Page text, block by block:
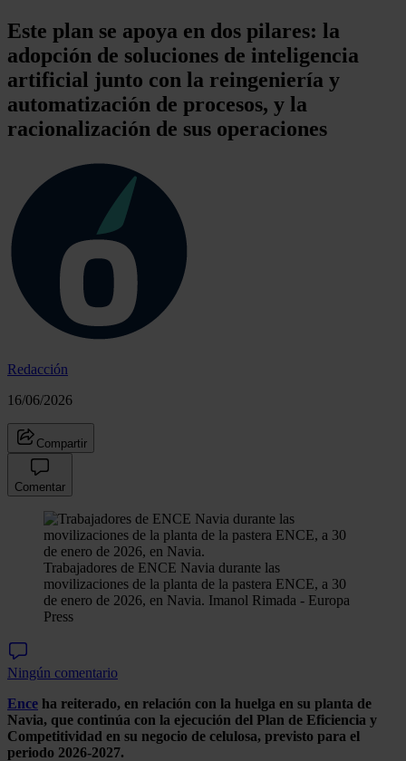
Este plan se apoya en dos pilares: la
adopción de soluciones de inteligencia
artificial junto con la reingeniería y
automatización de procesos, y la
racionalización de sus operaciones
Redacción
16/06/2026
Compartir
Comentar
Trabajadores de ENCE Navia durante las
movilizaciones de la planta de la pastera ENCE, a 30
de enero de 2026, en Navia. Imanol Rimada - Europa
Press
Ningún comentario
Ence ha reiterado, en relación con la huelga en su planta de
Navia, que continúa con la ejecución del Plan de Eficiencia y
Competitividad en su negocio de celulosa, previsto para el
periodo 2026-2027.